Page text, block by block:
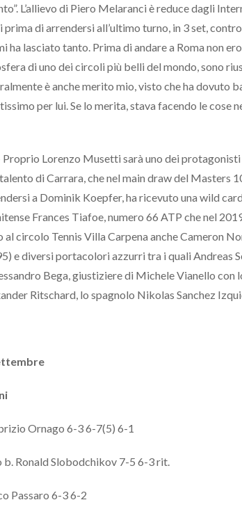
L’allievo di Piero Melaranci è reduce dagli
di arrendersi all’ultimo turno, in 3 set, contro
ha lasciato tanto. Prima di andare a Roma non
di uno dei circoli più belli del mondo, sono
è anche merito mio, visto che ha dovuto
per lui. Se lo merita, stava facendo le cose
Proprio Lorenzo Musetti sarà uno dei
di Carrara, che nel main draw del Masters
a Dominik Koepfer, ha ricevuto una wild
Frances Tiafoe, numero 66 ATP che nel
al circolo Tennis Villa Carpena anche Cameron
e diversi portacolori azzurri tra i quali Andreas
Bega, giustiziere di Michele Vianello con
Ritschard, lo spagnolo Nikolas Sanchez
Ornago 6-3 6-7(5) 6-1
b. Ronald Slobodchikov 7-5 6-3 rit.
Passaro 6-3 6-2